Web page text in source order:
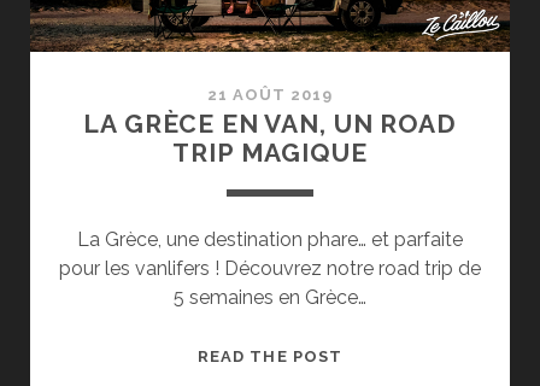
21 AOÛT 2019
LA GRÈCE EN VAN, UN ROAD
TRIP MAGIQUE
La Grèce, une destination phare… et parfaite
pour les vanlifers ! Découvrez notre road trip de
5 semaines en Grèce…
READ THE POST